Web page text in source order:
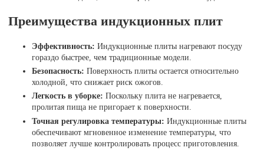
Преимущества индукционных плит
Эффективность: Индукционные плиты нагревают посуду
гораздо быстрее, чем традиционные модели.
Безопасность: Поверхность плиты остается относительно
холодной, что снижает риск ожогов.
Легкость в уборке: Поскольку плита не нагревается,
пролитая пища не пригорает к поверхности.
Точная регулировка температуры: Индукционные плиты
обеспечивают мгновенное изменение температуры, что
позволяет лучше контролировать процесс приготовления.